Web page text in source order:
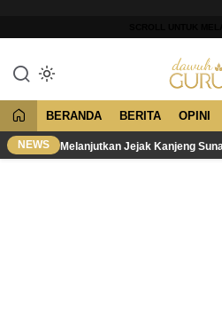
konten
Dawuh
Merawat Tradisi,
BERANDA BERITA OPINI
NEWS Melanjutkan Jejak Kanjeng